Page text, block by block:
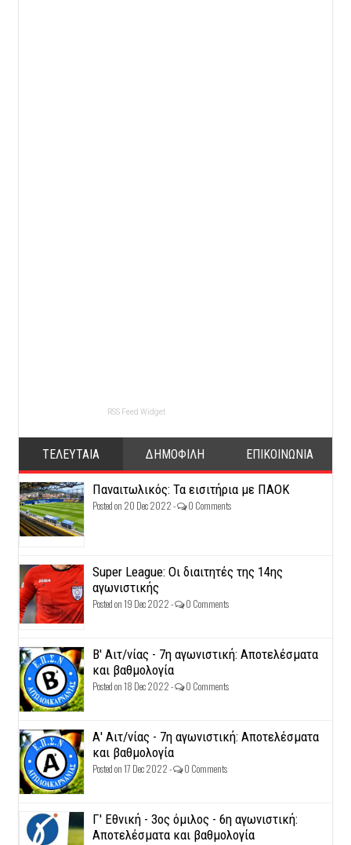
RSS Feed Widget
ΤΕΛΕΥΤΑΙΑ ΔΗΜΟΦΙΛΗ ΕΠΙΚΟΙΝΩΝΙΑ
Παναιτωλικός: Τα εισιτήρια με ΠΑΟΚ
Posted on 20 Dec 2022 - 0 Comments
Super League: Οι διαιτητές της 14ης
αγωνιστικής
Posted on 19 Dec 2022 - 0 Comments
Β' Αιτ/νίας - 7η αγωνιστική: Αποτελέσματα
και βαθμολογία
Posted on 18 Dec 2022 - 0 Comments
Α' Αιτ/νίας - 7η αγωνιστική: Αποτελέσματα
και βαθμολογία
Posted on 17 Dec 2022 - 0 Comments
Γ' Εθνική - 3ος όμιλος - 6η αγωνιστική:
Αποτελέσματα και βαθμολογία